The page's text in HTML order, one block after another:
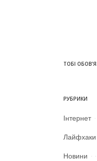
ТОБІ
РУБРИКИ
Iнтернет
Лайфхаки
Новини